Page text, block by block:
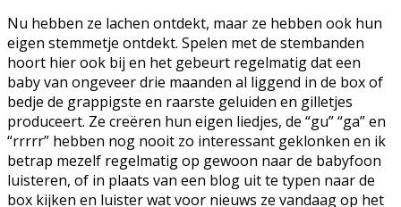
Nu hebben ze lachen ontdekt, maar ze hebben ook hun
eigen stemmetje ontdekt. Spelen met de stembanden
hoort hier ook bij en het gebeurt regelmatig dat een
baby van ongeveer drie maanden al liggend in de box of
bedje de grappigste en raarste geluiden en gilletjes
produceert. Ze creëren hun eigen liedjes, de “gu” “ga” en
“rrrrr” hebben nog nooit zo interessant geklonken en ik
betrap mezelf regelmatig op gewoon naar de babyfoon
luisteren, of in plaats van een blog uit te typen naar de
box kijken en luister wat voor nieuws ze vandaag op het